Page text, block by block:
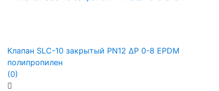
Клапан SLC-10 закрытый PN12 ∆P 0-8 EPDM
полипропилен
(0)